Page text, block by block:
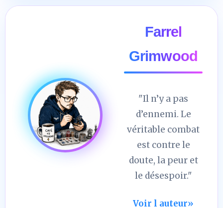
Farrel
Grimwood
"Il n’y a pas
d’ennemi. Le
véritable combat
est contre le
doute, la peur et
le désespoir."
Voir l auteur»